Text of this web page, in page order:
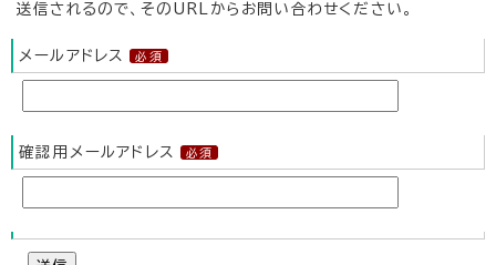
送信されるので、そのURLからお問い合わせください。
メールアドレス
確認用メールアドレス